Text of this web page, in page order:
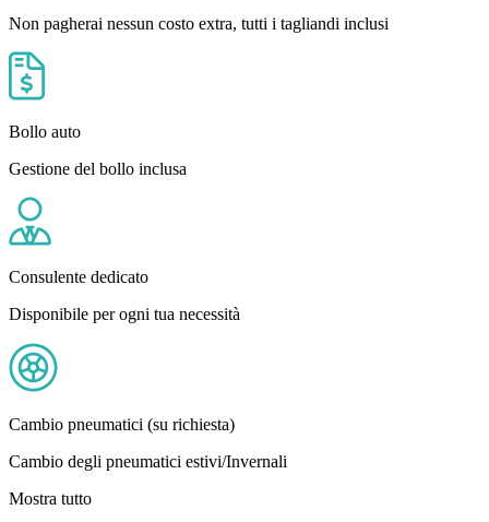
Non pagherai nessun costo extra, tutti i tagliandi inclusi
Bollo auto
Gestione del bollo inclusa
Consulente dedicato
Disponibile per ogni tua necessità
Cambio pneumatici (su richiesta)
Cambio degli pneumatici estivi/Invernali
Mostra tutto